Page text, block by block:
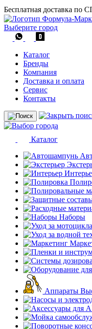
Бесплатная доставка по
Выберите город
Каталог
Бренды
Компания
Доставка и оплата
Сервис
Контакты
Каталог
Наборы
Аппараты